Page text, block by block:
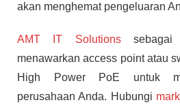
akan menghemat pengeluaran
AMT IT Solutionssebagai
menawarkan access point atau
High Power PoE untuk
perusahaan Anda. Hubungi